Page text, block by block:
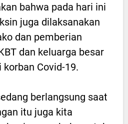
bahwa pada hari ini
juga dilaksanakan
dan pemberian
dan keluarga besar
Covid-19.
berlangsung saat
itu juga kita